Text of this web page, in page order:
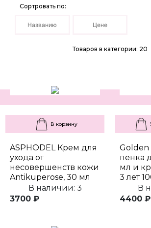
Сортровать по:
Названию Цене
Товаров в категории: 20
В корзину
ASPHODEL Крем для
ухода от
несовершенств кожи
Antikuperose, 30 мл
В наличии: 3
3700 ₽
Golden
пенка
мл и
3 лет
В
4400 ₽